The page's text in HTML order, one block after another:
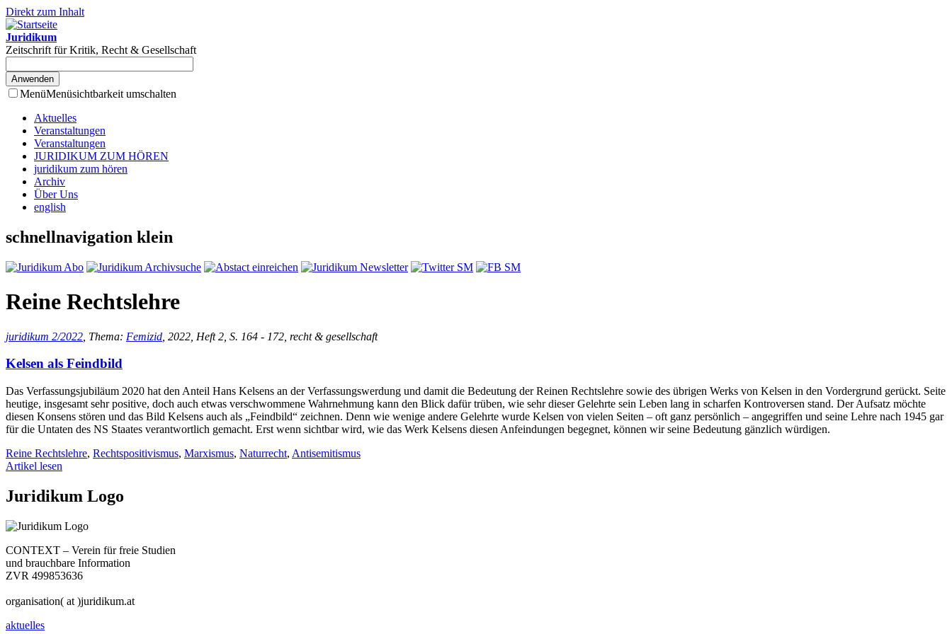
Direkt zum Inhalt
Juridikum
Zeitschrift für Kritik, Recht & Gesellschaft
MenüMenüsichtbarkeit umschalten
Aktuelles
Veranstaltungen
Veranstaltungen
JURIDIKUM ZUM HÖREN
juridikum zum hören
Archiv
Über Uns
english
schnellnavigation klein
Reine Rechtslehre
juridikum 2/2022 , Thema: Femizid , 2022, Heft 2, S. 164 - 172, recht & gesellschaft
Kelsen als Feindbild
Das Verfassungsjubiläum 2020 hat den Anteil Hans Kelsens an der Verfassungswerdung und damit die Bedeutung der Reinen Rechtslehre sowie des übrigen Werks von Kelsen in den Vordergrund gerückt. Seite
heutige, insgesamt sehr positive, doch auch etwas verschwommene Wahrnehmung kann den Blick dafür trüben, wie sehr dieser Gelehrte sein Leben lang in scharfen Kontroversen stand. Der Aufsatz möchte
diesen Konsens stören und das Bild Kelsens auch als „Feindbild“ zeichnen. Denn wie wenige andere Gelehrte wurde Kelsen von vielen Seiten – oft ganz persönlich – angegriffen und seine Lehre nach 1945 gar
für die Untaten des NS Staates verantwortlich gemacht. Erst wenn sichtbar wird, wie das Werk Kelsens diesen Anfeindungen begegnet, können wir seine Bedeutung gänzlich würdigen.
Reine Rechtslehre, Rechtspositivismus, Marxismus, Naturrecht, Antisemitismus
Artikel lesen
Juridikum Logo
CONTEXT – Verein für freie Studien
und brauchbare Information
ZVR 499853636
organisation( at )juridikum.at
aktuelles